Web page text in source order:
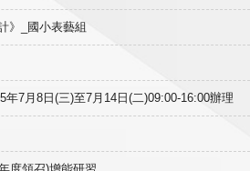
》_國小表藝組
7月8日(三)至7月14日(二)09:00-16:00辦理